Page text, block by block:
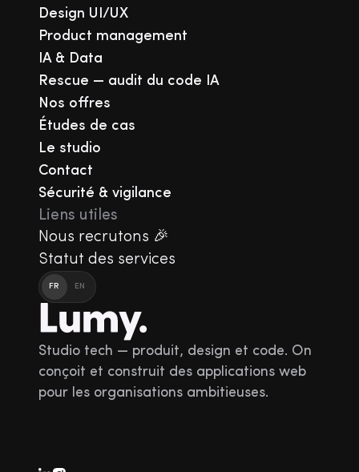
Design UI/UX
Product management
IA & Data
Rescue — audit du code IA
Nos offres
Études de cas
Le studio
Contact
Sécurité & vigilance
Liens utiles
Nous recrutons 🎉
Statut des services
FR EN
Studio tech — produit, design et code. On
conçoit et construit des applications web
pour les organisations ambitieuses.